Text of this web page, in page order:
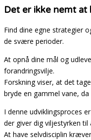
Det er ikke nemt
Find dine egne strategier
de svære perioder.
At opnå dine mål og
forandringsvilje.
Forskning viser, at det
bryde en gammel vane,
I denne udviklingsproces
der giver dig viljestyrken
At have selvdisciplin